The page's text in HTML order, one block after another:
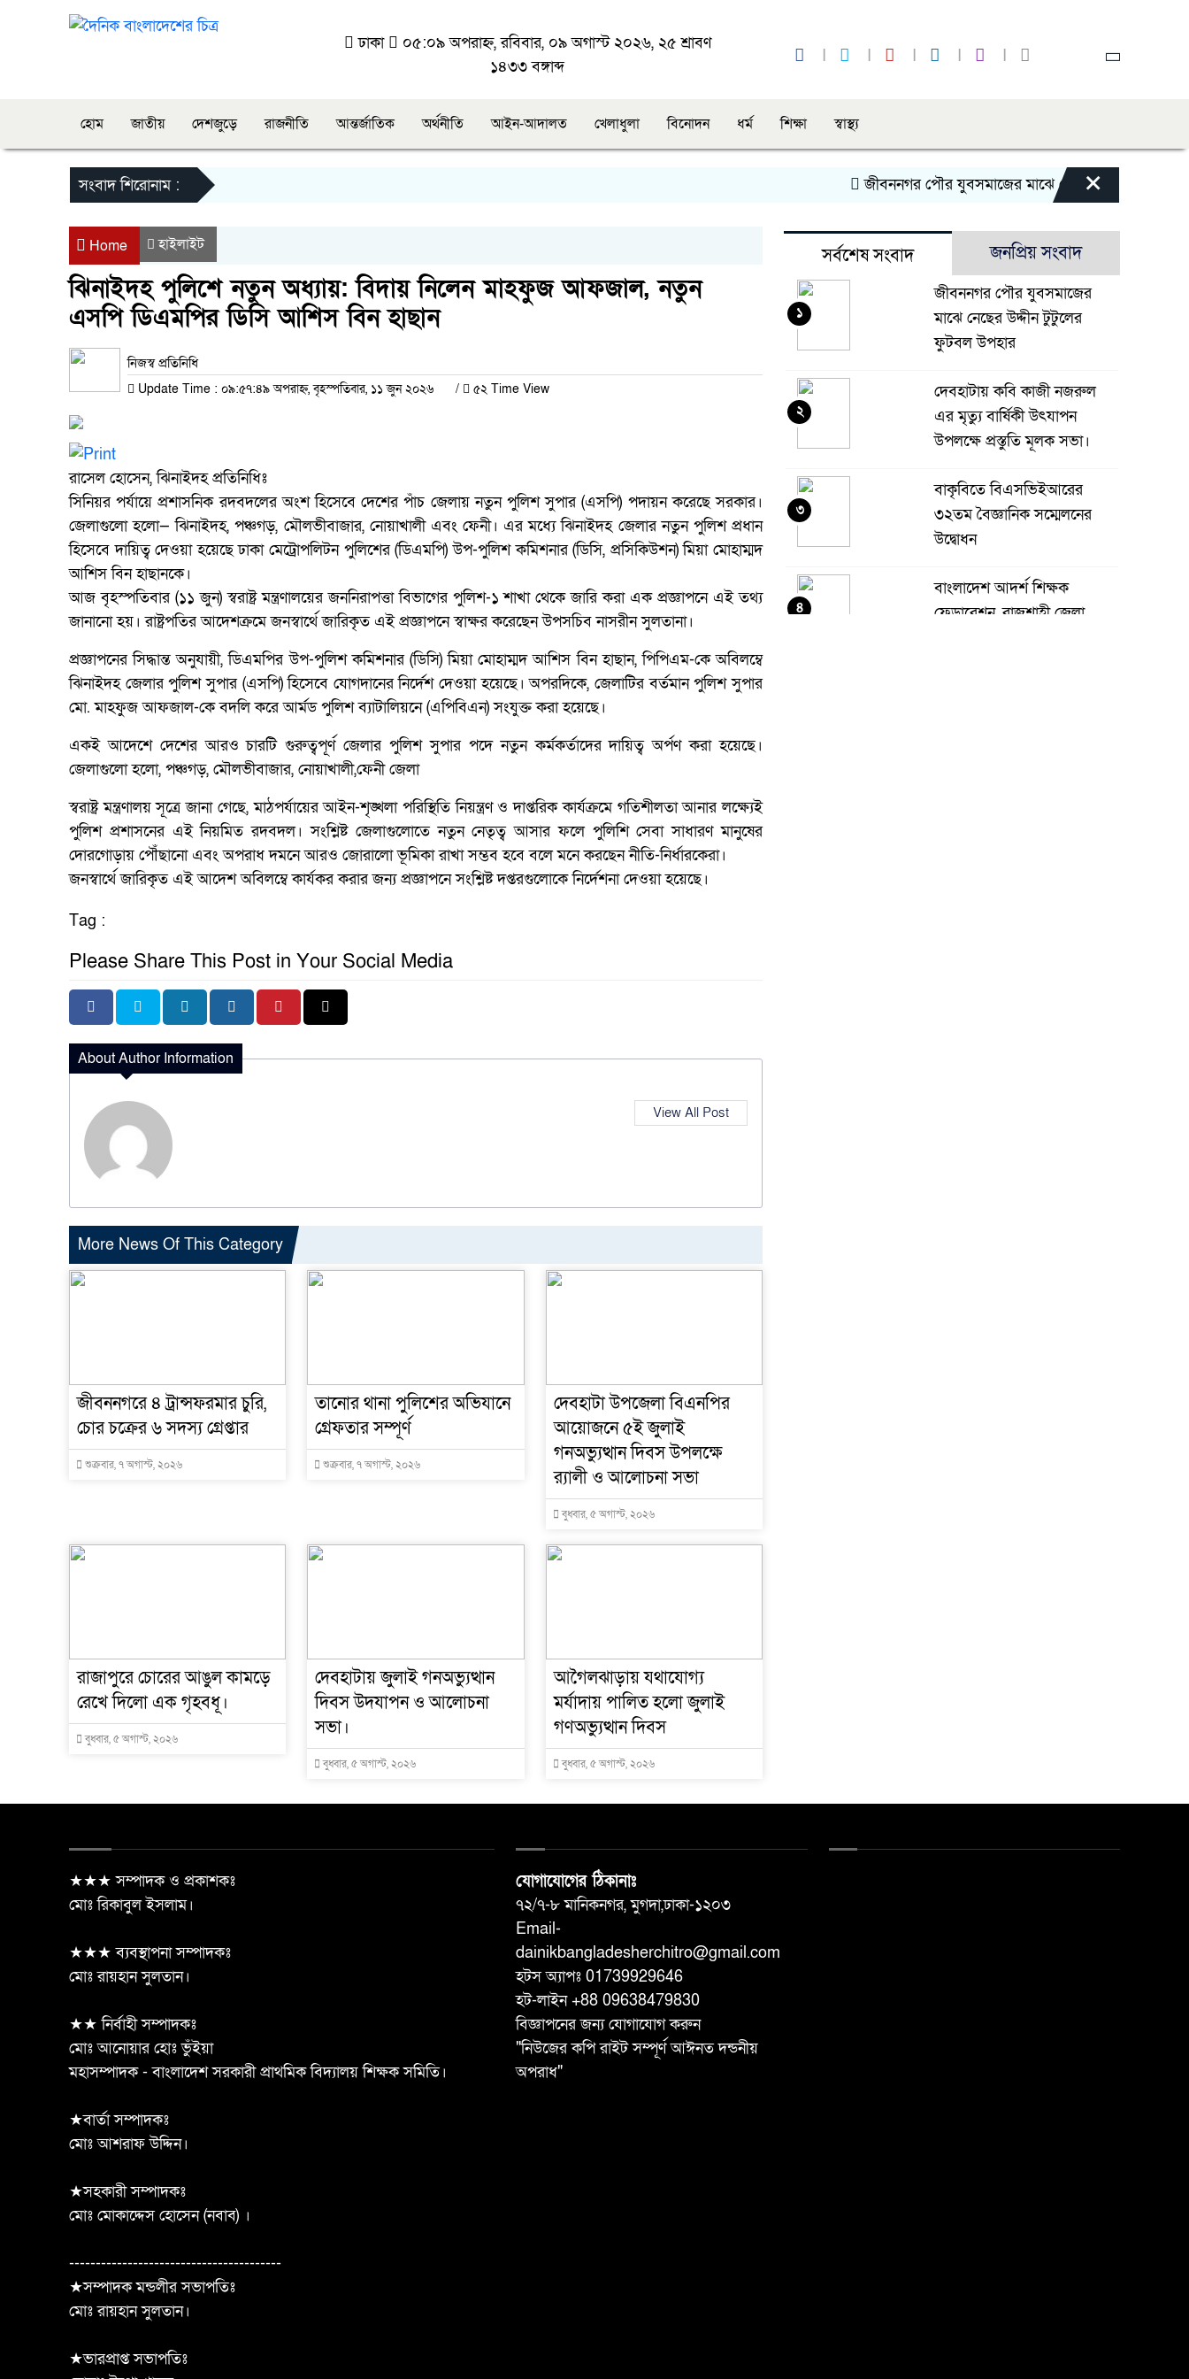
ঢাকা
০৫:০৯ অপরাহ্ন, রবিবার, ০৯ অগাস্ট ২০২৬, ২৫ শ্রাবণ
১৪৩৩ বঙ্গাব্দ
হোম জাতীয় দেশজুড়ে রাজনীতি আন্তর্জাতিক অর্থনীতি আইন-আদালত খেলাধুলা বিনোদন ধর্ম শিক্ষা স্বাস্থ্য
সংবাদ শিরোনাম : জীবননগর পৌর যুবসমাজের মাঝে নেছের উদ্দীন টুটুলের
×
Home হাইলাইট
ঝিনাইদহ পুলিশে নতুন অধ্যায়: বিদায় নিলেন মাহফুজ আফজাল, নতুন
এসপি ডিএমপির ডিসি আশিস বিন হাছান
নিজস্ব প্রতিনিধি
Update Time : ০৯:৫৭:৪৯ অপরাহ্ন, বৃহস্পতিবার, ১১ জুন ২০২৬ / ৫২ Time View
রাসেল হোসেন, ঝিনাইদহ প্রতিনিধিঃ
সিনিয়র পর্যায়ে প্রশাসনিক রদবদলের অংশ হিসেবে দেশের পাঁচ জেলায় নতুন পুলিশ সুপার (এসপি) পদায়ন করেছে সরকার।
জেলাগুলো হলো— ঝিনাইদহ, পঞ্চগড়, মৌলভীবাজার, নোয়াখালী এবং ফেনী। এর মধ্যে ঝিনাইদহ জেলার নতুন পুলিশ প্রধান
হিসেবে দায়িত্ব দেওয়া হয়েছে ঢাকা মেট্রোপলিটন পুলিশের (ডিএমপি) উপ-পুলিশ কমিশনার (ডিসি, প্রসিকিউশন) মিয়া মোহাম্মদ
আশিস বিন হাছানকে।
আজ বৃহস্পতিবার (১১ জুন) স্বরাষ্ট্র মন্ত্রণালয়ের জননিরাপত্তা বিভাগের পুলিশ-১ শাখা থেকে জারি করা এক প্রজ্ঞাপনে এই তথ্য
জানানো হয়। রাষ্ট্রপতির আদেশক্রমে জনস্বার্থে জারিকৃত এই প্রজ্ঞাপনে স্বাক্ষর করেছেন উপসচিব নাসরীন সুলতানা।
প্রজ্ঞাপনের সিদ্ধান্ত অনুযায়ী, ডিএমপির উপ-পুলিশ কমিশনার (ডিসি) মিয়া মোহাম্মদ আশিস বিন হাছান, পিপিএম-কে অবিলম্বে
ঝিনাইদহ জেলার পুলিশ সুপার (এসপি) হিসেবে যোগদানের নির্দেশ দেওয়া হয়েছে। অপরদিকে, জেলাটির বর্তমান পুলিশ সুপার
মো. মাহফুজ আফজাল-কে বদলি করে আর্মড পুলিশ ব্যাটালিয়নে (এপিবিএন) সংযুক্ত করা হয়েছে।
একই আদেশে দেশের আরও চারটি গুরুত্বপূর্ণ জেলার পুলিশ সুপার পদে নতুন কর্মকর্তাদের দায়িত্ব অর্পণ করা হয়েছে।
জেলাগুলো হলো, পঞ্চগড়, মৌলভীবাজার, নোয়াখালী,ফেনী জেলা
স্বরাষ্ট্র মন্ত্রণালয় সূত্রে জানা গেছে, মাঠপর্যায়ের আইন-শৃঙ্খলা পরিস্থিতি নিয়ন্ত্রণ ও দাপ্তরিক কার্যক্রমে গতিশীলতা আনার লক্ষ্যেই
পুলিশ প্রশাসনের এই নিয়মিত রদবদল। সংশ্লিষ্ট জেলাগুলোতে নতুন নেতৃত্ব আসার ফলে পুলিশি সেবা সাধারণ মানুষের
দোরগোড়ায় পৌঁছানো এবং অপরাধ দমনে আরও জোরালো ভূমিকা রাখা সম্ভব হবে বলে মনে করছেন নীতি-নির্ধারকেরা।
জনস্বার্থে জারিকৃত এই আদেশ অবিলম্বে কার্যকর করার জন্য প্রজ্ঞাপনে সংশ্লিষ্ট দপ্তরগুলোকে নির্দেশনা দেওয়া হয়েছে।
Tag :
Please Share This Post in Your Social Media
About Author Information
View All Post
More News Of This Category
জীবননগরে ৪ ট্রান্সফরমার চুরি,
চোর চক্রের ৬ সদস্য গ্রেপ্তার
শুক্রবার, ৭ অগাস্ট, ২০২৬
তানোর থানা পুলিশের অভিযানে
গ্রেফতার সম্পূর্ণ
শুক্রবার, ৭ অগাস্ট, ২০২৬
দেবহাটা উপজেলা বিএনপির
আয়োজনে ৫ই জুলাই
গনঅভ্যুত্থান দিবস উপলক্ষে
র‍্যালী ও আলোচনা সভা
বুধবার, ৫ অগাস্ট, ২০২৬
রাজাপুরে চোরের আঙুল কামড়ে
রেখে দিলো এক গৃহবধূ।
বুধবার, ৫ অগাস্ট, ২০২৬
দেবহাটায় জুলাই গনঅভ্যুত্থান
দিবস উদযাপন ও আলোচনা
সভা।
বুধবার, ৫ অগাস্ট, ২০২৬
আগৈলঝাড়ায় যথাযোগ্য
মর্যাদায় পালিত হলো জুলাই
গণঅভ্যুত্থান দিবস
বুধবার, ৫ অগাস্ট, ২০২৬
সর্বশেষ সংবাদ জনপ্রিয় সংবাদ
জীবননগর পৌর যুবসমাজের
মাঝে নেছের উদ্দীন টুটুলের
ফুটবল উপহার
১
দেবহাটায় কবি কাজী নজরুল
এর মৃত্যু বার্ষিকী উৎযাপন
উপলক্ষে প্রস্তুতি মূলক সভা।
২
বাকৃবিতে বিএসভিইআরের
৩২তম বৈজ্ঞানিক সম্মেলনের
উদ্বোধন
৩
বাংলাদেশ আদর্শ শিক্ষক
ফেডারেশন, রাজশাহী জেলা
৪
★★★ সম্পাদক ও প্রকাশকঃ
মোঃ রিকাবুল ইসলাম।
★★★ ব্যবস্থাপনা সম্পাদকঃ
মোঃ রায়হান সুলতান।
★★ নির্বাহী সম্পাদকঃ
মোঃ আনোয়ার হোঃ ভুঁইয়া
মহাসম্পাদক - বাংলাদেশ সরকারী প্রাথমিক বিদ্যালয় শিক্ষক সমিতি।
★বার্তা সম্পাদকঃ
মোঃ আশরাফ উদ্দিন।
★সহকারী সম্পাদকঃ
মোঃ মোকাদ্দেস হোসেন (নবাব) ।
----------------------------------------
★সম্পাদক মন্ডলীর সভাপতিঃ
মোঃ রায়হান সুলতান।
★ভারপ্রাপ্ত সভাপতিঃ
যোগাযোগের ঠিকানাঃ
৭২/৭-৮ মানিকনগর, মুগদা,ঢাকা-১২০৩
Email-
dainikbangladesherchitro@gmail.com
হটস অ্যাপঃ 01739929646
হট-লাইন +88 09638479830
বিজ্ঞাপনের জন্য যোগাযোগ করুন
"নিউজের কপি রাইট সম্পূর্ণ আঈনত দন্ডনীয়
অপরাধ"